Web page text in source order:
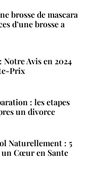
brosse de mascara
d’une brosse a
Avis en 2024
Prix
: les etapes
un divorce
Naturellement : 5
Cœur en Sante